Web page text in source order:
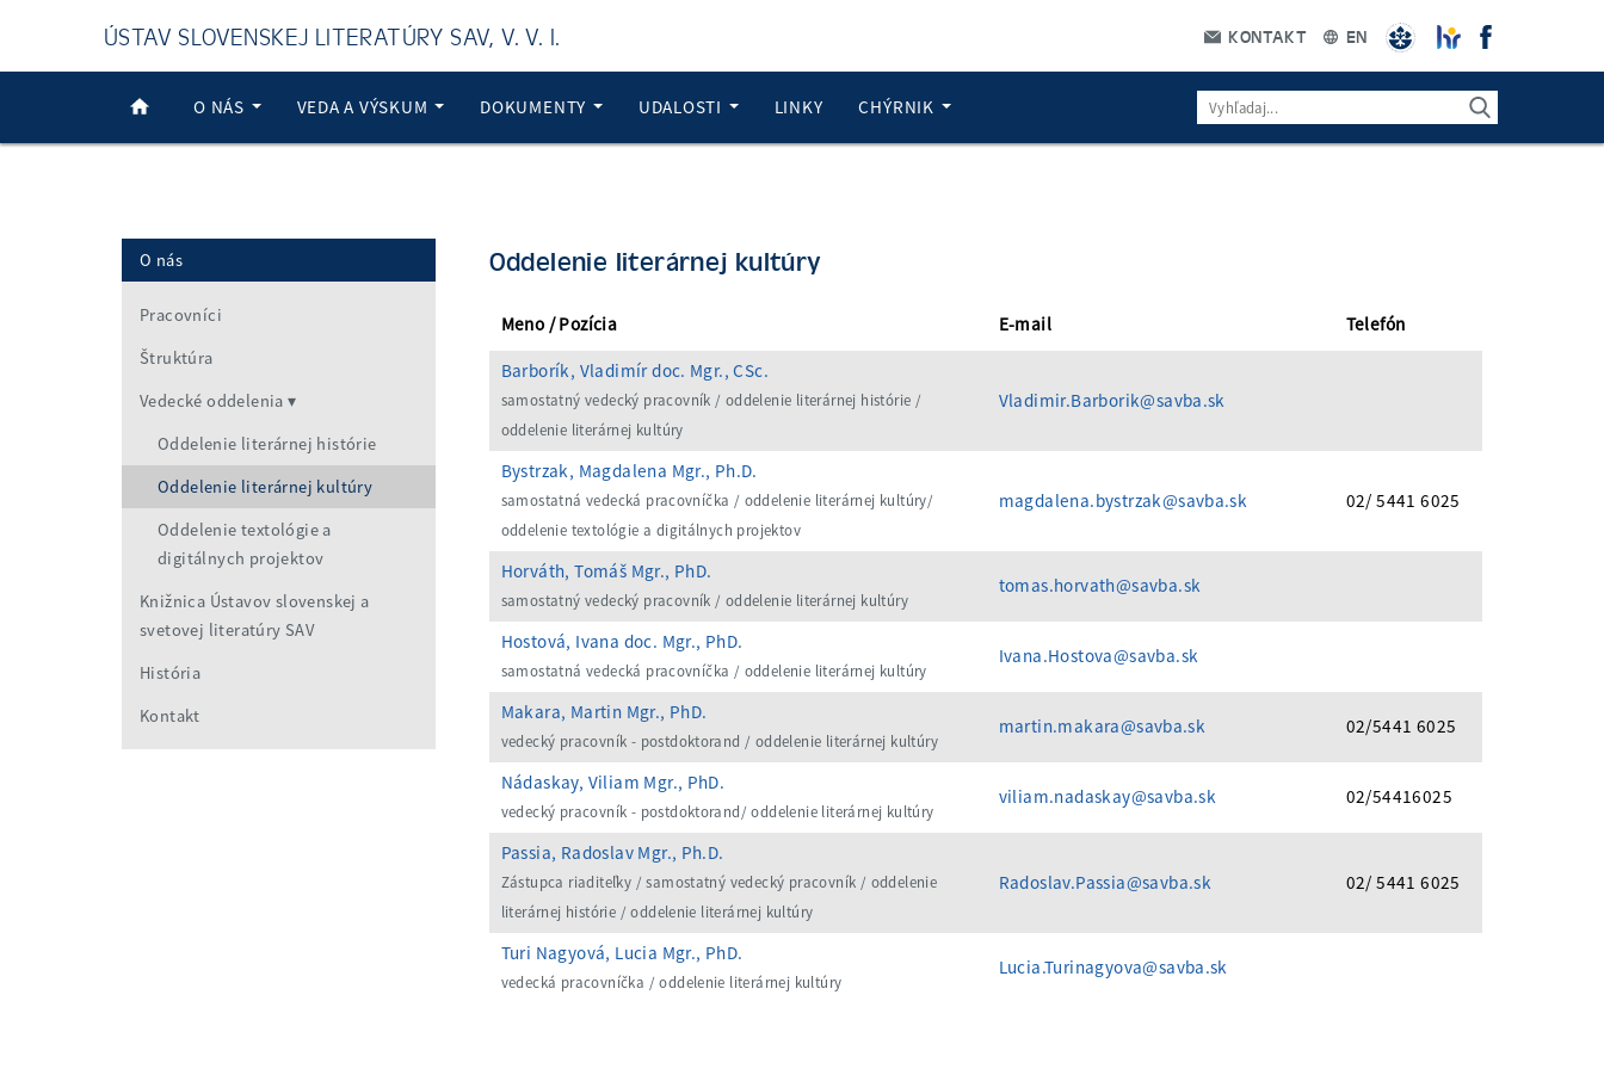
ÚSTAV SLOVENSKEJ LITERATÚRY SAV, V. V. I. KONTAKT EN
O NÁS VEDA A VÝSKUM DOKUMENTY UDALOSTI LINKY CHÝRNIK
Oddelenie literárnej kultúry
Meno / Pozícia E-mail Telefón
Barborík, Vladimír doc. Mgr., CSc.
samostatný vedecký pracovník / oddelenie literárnej histórie /
oddelenie literárnej kultúry
Vladimir.Barborik@savba.sk
Bystrzak, Magdalena Mgr., Ph.D.
samostatná vedecká pracovníčka / oddelenie literárnej kultúry/
oddelenie textológie a digitálnych projektov
magdalena.bystrzak@savba.sk 02/ 5441 6025
Horváth, Tomáš Mgr., PhD.
samostatný vedecký pracovník / oddelenie literárnej kultúry
tomas.horvath@savba.sk
Hostová, Ivana doc. Mgr., PhD.
samostatná vedecká pracovníčka / oddelenie literárnej kultúry
Ivana.Hostova@savba.sk
Makara, Martin Mgr., PhD.
vedecký pracovník - postdoktorand / oddelenie literárnej kultúry
martin.makara@savba.sk 02/5441 6025
Nádaskay, Viliam Mgr., PhD.
vedecký pracovník - postdoktorand/ oddelenie literárnej kultúry
viliam.nadaskay@savba.sk 02/54416025
Passia, Radoslav Mgr., Ph.D.
Zástupca riaditeľky / samostatný vedecký pracovník / oddelenie
literárnej histórie / oddelenie literárnej kultúry
Radoslav.Passia@savba.sk 02/ 5441 6025
Turi Nagyová, Lucia Mgr., PhD.
vedecká pracovníčka / oddelenie literárnej kultúry
Lucia.Turinagyova@savba.sk
O nás
Pracovníci
Štruktúra
Vedecké oddelenia
Oddelenie literárnej histórie
Oddelenie literárnej kultúry
Oddelenie textológie a
digitálnych projektov
Knižnica Ústavov slovenskej a
svetovej literatúry SAV
História
Kontakt